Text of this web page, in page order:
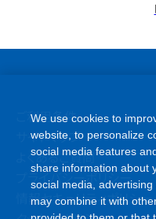
ご利用条件
サイトマップ
よくあるご質問
プライバシーポリシー
情報セキュリティポリシー
We use cookies to
website, to personalize
social media features
share information about
social media,
may combine it with